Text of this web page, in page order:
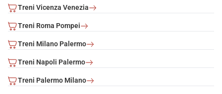
Treni Vicenza Venezia
Treni Roma Pompei
Treni Milano Palermo
Treni Napoli Palermo
Treni Palermo Milano